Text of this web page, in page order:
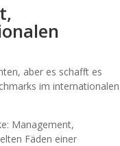
aber es schafft es
im internationalen
Management,
Fäden einer